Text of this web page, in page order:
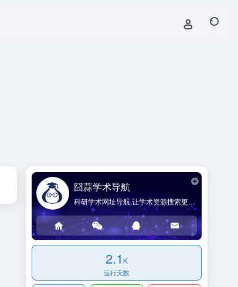
囧蒜学术导航
科研学术网址导航,让学术资源搜索更简单!
2.1 K
运行天数